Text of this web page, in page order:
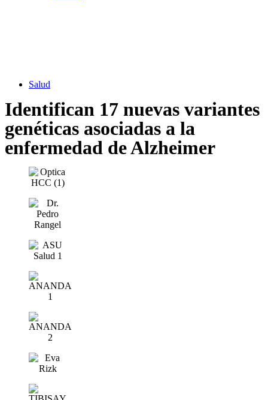
Salud
Identifican 17 nuevas variantes
genéticas asociadas a la
enfermedad de Alzheimer